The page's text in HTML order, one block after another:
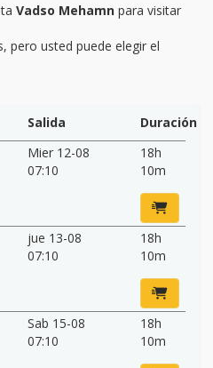
Vadso Mehamn para visitar
pero usted puede elegir el
Salida
Duración
Mier 12-08
07:10
18h
10m
jue 13-08
07:10
18h
10m
Sab 15-08
07:10
18h
10m